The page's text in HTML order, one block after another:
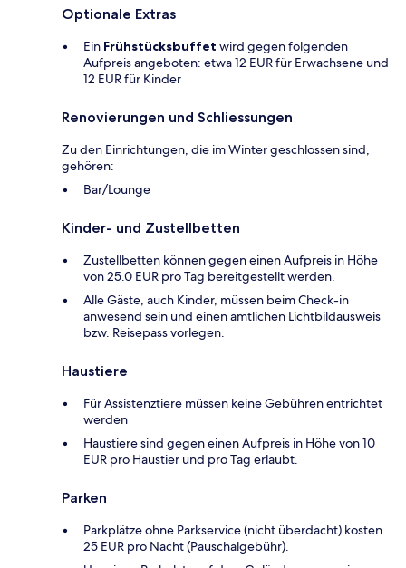
Optionale Extras
Ein Frühstücksbuffet wird gegen folgenden
Aufpreis angeboten: etwa 12 EUR für Erwachsene und
12 EUR für Kinder
Renovierungen und Schliessungen
Zu den Einrichtungen, die im Winter geschlossen sind,
gehören:
Bar/Lounge
Kinder- und Zustellbetten
Zustellbetten können gegen einen Aufpreis in Höhe
von 25.0 EUR pro Tag bereitgestellt werden.
Alle Gäste, auch Kinder, müssen beim Check-in
anwesend sein und einen amtlichen Lichtbildausweis
bzw. Reisepass vorlegen.
Haustiere
Für Assistenztiere müssen keine Gebühren entrichtet
werden
Haustiere sind gegen einen Aufpreis in Höhe von 10
EUR pro Haustier und pro Tag erlaubt.
Parken
Parkplätze ohne Parkservice (nicht überdacht) kosten
25 EUR pro Nacht (Pauschalgebühr).